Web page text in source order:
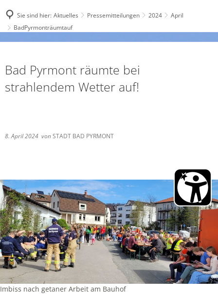
Sie sind hier: Aktuelles Pressemitteilungen 2024
April
BadPyrmonträumtauf
Bad Pyrmont räumte bei
strahlendem Wetter auf!
8. April 2024 vonSTADT BAD PYRMONT
Imbiss nach getaner Arbeit am Bauhof